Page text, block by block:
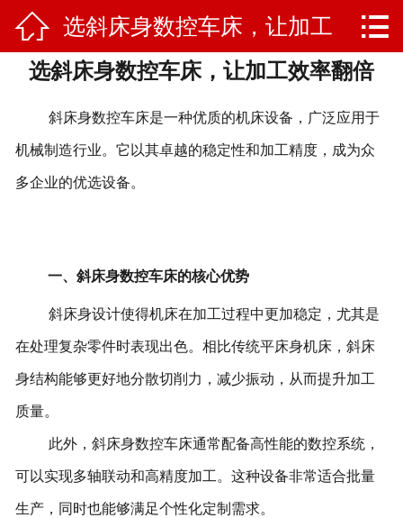
 网站首页
产品中心
新闻资讯
售后反馈
 选斜床身数控车床，让加工
效率翻倍

选斜床身数控车床，让加工效率翻倍
斜床身数控车床是一种优质的机床设备，广泛应用于
机械制造行业。它以其卓越的稳定性和加工精度，成为众
多企业的优选设备。
一、斜床身数控车床的核心优势
斜床身设计使得机床在加工过程中更加稳定，尤其是
在处理复杂零件时表现出色。相比传统平床身机床，斜床
身结构能够更好地分散切削力，减少振动，从而提升加工
质量。
此外，斜床身数控车床通常配备高性能的数控系统，
可以实现多轴联动和高精度加工。这种设备非常适合批量
生产，同时也能够满足个性化定制需求。